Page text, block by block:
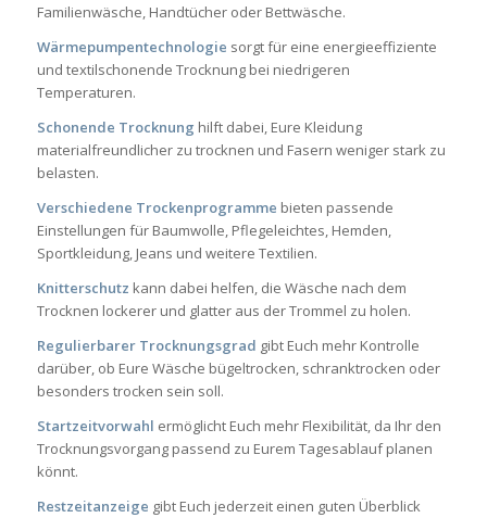
Familienwäsche, Handtücher oder Bettwäsche.
Wärmepumpentechnologie sorgt für eine energieeffiziente
und textilschonende Trocknung bei niedrigeren
Temperaturen.
Schonende Trocknung hilft dabei, Eure Kleidung
materialfreundlicher zu trocknen und Fasern weniger stark zu
belasten.
Verschiedene Trockenprogramme bieten passende
Einstellungen für Baumwolle, Pflegeleichtes, Hemden,
Sportkleidung, Jeans und weitere Textilien.
Knitterschutz kann dabei helfen, die Wäsche nach dem
Trocknen lockerer und glatter aus der Trommel zu holen.
Regulierbarer Trocknungsgrad gibt Euch mehr Kontrolle
darüber, ob Eure Wäsche bügeltrocken, schranktrocken oder
besonders trocken sein soll.
Startzeitvorwahl ermöglicht Euch mehr Flexibilität, da Ihr den
Trocknungsvorgang passend zu Eurem Tagesablauf planen
könnt.
Restzeitanzeige gibt Euch jederzeit einen guten Überblick